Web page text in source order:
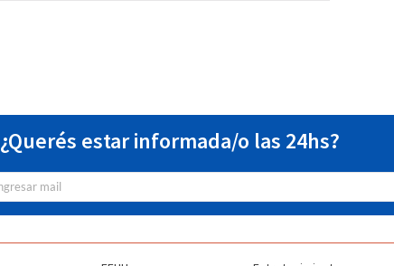
¿Querés estar informada/o las 24hs?